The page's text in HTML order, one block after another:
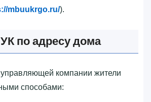
mbuukrgo.ru/).
по адресу дома
управляющей компании жители
способами: